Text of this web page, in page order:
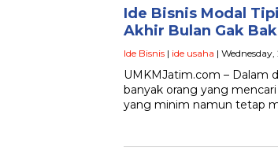
Ide Bisnis Modal
Akhir Bulan Gak
Ide Bisnis | ide usaha |
UMKMJatim.com – Dalam
banyak orang yang
yang minim namun tetap